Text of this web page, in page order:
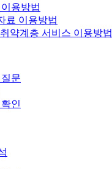
용방법
료 이용방법
약계층 서비스 이용방법
문
인